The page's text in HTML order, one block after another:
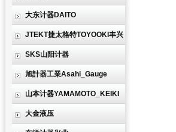
大东计器DAITO
JTEKT捷太格特TOYOOKI丰兴
SKS山阳计器
旭計器工業Asahi_Gauge
山本计器YAMAMOTO_KEIKI
大金液压